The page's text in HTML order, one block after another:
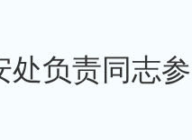
负责同志参